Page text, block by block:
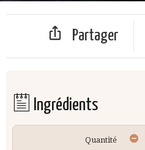
Partager
Ingrédients
Quantité